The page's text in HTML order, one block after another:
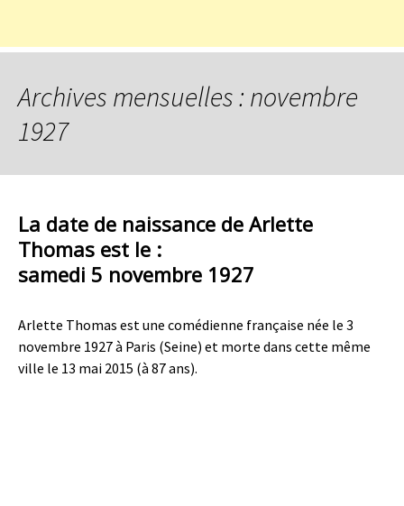
Archives mensuelles : novembre
1927
La date de naissance de Arlette
Thomas est le :
samedi 5 novembre 1927
Arlette Thomas est une comédienne française née le 3
novembre 1927 à Paris (Seine) et morte dans cette même
ville le 13 mai 2015 (à 87 ans).